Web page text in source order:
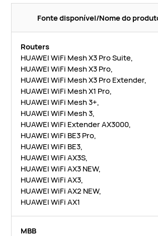
Fonte disponível/Nome do
Routers
HUAWEI WiFi Mesh X3 Pro Suite,
HUAWEI WiFi Mesh X3 Pro,
HUAWEI WiFi Mesh X3 Pro Extender,
HUAWEI WiFi Mesh X1 Pro,
HUAWEI WiFi Mesh 3+,
HUAWEI WiFi Mesh 3,
HUAWEI WiFi Extender AX3000,
HUAWEI WiFi BE3 Pro,
HUAWEI WiFi BE3,
HUAWEI WiFi AX3S,
HUAWEI WiFi AX3 NEW,
HUAWEI WiFi AX3,
HUAWEI WiFi AX2 NEW,
HUAWEI WiFi AX1
MBB